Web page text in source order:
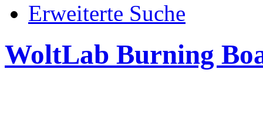
Erweiterte Suche
WoltLab Burning